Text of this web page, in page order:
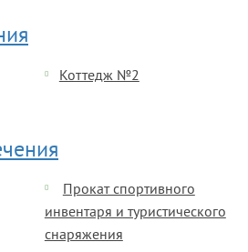
Коттедж №2
Прокат спортивного
инвентаря и туристического
снаряжения